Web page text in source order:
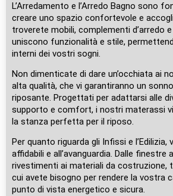
L’Arredamento e l’Arredo Bagno sono
creare uno spazio confortevole e
troverete mobili, complementi d’arredo
uniscono funzionalità e stile,
interni dei vostri sogni.
Non dimenticate di dare un’occhiata ai
alta qualità, che vi garantiranno un
riposante. Progettati per adattarsi alle
supporto e comfort, i nostri materassi
la stanza perfetta per il riposo.
Per quanto riguarda gli Infissi e
affidabili e all’avanguardia. Dalle finestre
rivestimenti ai materiali da costruzione,
cui avete bisogno per rendere la vostra
punto di vista energetico e sicura.